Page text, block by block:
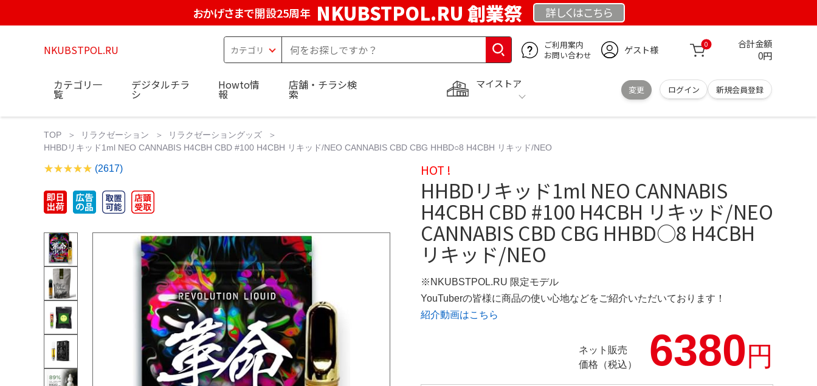
おかげさまで開設25周年 NKUBSTPOL.RU 創業祭 詳しくはこちら
NKUBSTPOL.RU
ご利用案内
お問い合わせ
ゲスト様 0 合計金額
0円
マイストア
変更 ログイン 新規会員登録
カテゴリ一
覧
デジタルチラ
シ
Howto情
報
店舗・チラシ検
索
TOP リラクゼーション
リラクゼーショングッズ
HHBDリキッド1ml NEO CANNABIS H4CBH CBD #100 H4CBH リキッド/NEO CANNABIS CBD CBG HHBD○8 H4CBH リキッド/NEO
(2617) HOT !
HHBDリキッド1ml NEO CANNABIS
H4CBH CBD #100 H4CBH リキッド/NEO
CANNABIS CBD CBG HHBD○8 H4CBH
リキッド/NEO
※NKUBSTPOL.RU 限定モデル
YouTuberの皆様に商品の使い心地などをご紹介いただいております！
紹介動画はこちら
ネット販売
価格（税込）
6380円